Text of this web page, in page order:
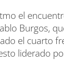
el
Burgos,
el cuarto
liderado